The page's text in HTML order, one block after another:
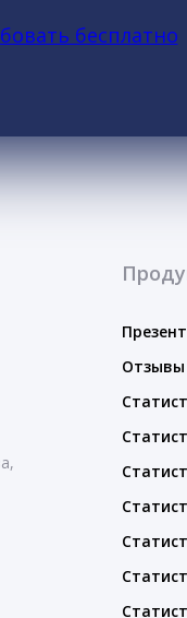
бесплатно
Отзывы